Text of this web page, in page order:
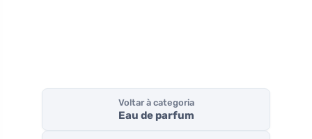
Voltar à categoria
Eau de parfum